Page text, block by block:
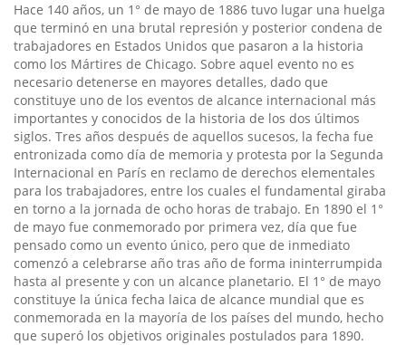
Hace 140 años, un 1° de mayo de 1886 tuvo lugar una huelga
que terminó en una brutal represión y posterior condena de
trabajadores en Estados Unidos que pasaron a la historia
como los Mártires de Chicago. Sobre aquel evento no es
necesario detenerse en mayores detalles, dado que
constituye uno de los eventos de alcance internacional más
importantes y conocidos de la historia de los dos últimos
siglos. Tres años después de aquellos sucesos, la fecha fue
entronizada como día de memoria y protesta por la Segunda
Internacional en París en reclamo de derechos elementales
para los trabajadores, entre los cuales el fundamental giraba
en torno a la jornada de ocho horas de trabajo. En 1890 el 1°
de mayo fue conmemorado por primera vez, día que fue
pensado como un evento único, pero que de inmediato
comenzó a celebrarse año tras año de forma ininterrumpida
hasta al presente y con un alcance planetario. El 1° de mayo
constituye la única fecha laica de alcance mundial que es
conmemorada en la mayoría de los países del mundo, hecho
que superó los objetivos originales postulados para 1890.